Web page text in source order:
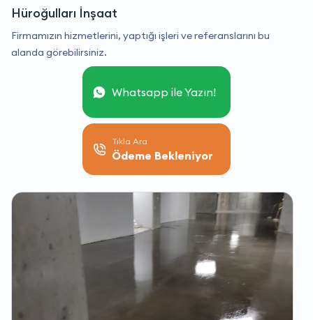
Hüroğulları İnşaat
Firmamızın hizmetlerini, yaptığı işleri ve referanslarını bu
alanda görebilirsiniz.
Whatsapp ile Yazın!
Tıkla Ara
Ödeme Bekleniyor